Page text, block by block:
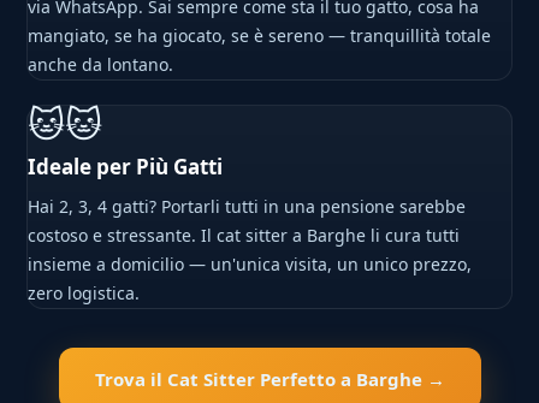
via WhatsApp. Sai sempre come sta il tuo gatto, cosa ha
mangiato, se ha giocato, se è sereno — tranquillità totale
anche da lontano.
🐱🐱
Ideale per Più Gatti
Hai 2, 3, 4 gatti? Portarli tutti in una pensione sarebbe
costoso e stressante. Il cat sitter a Barghe li cura tutti
insieme a domicilio — un'unica visita, un unico prezzo,
zero logistica.
Trova il Cat Sitter Perfetto a Barghe →